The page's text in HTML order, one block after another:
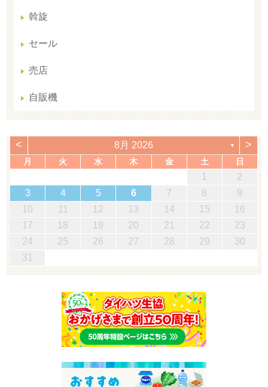
斡旋
セール
売店
自販機
< 8月 2026 ▼ >
月 火 水 木 金 土 日
1
2
3
4 5 6 7 8
9
10
11 12 13 14 15
16
17
18 19 20 21 22
23
24
25 26 27 28 29
30
31